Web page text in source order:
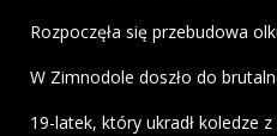
Rozpoczęła się przebudowa
W Zimnodole doszło do
19-latek, który ukradł koledze